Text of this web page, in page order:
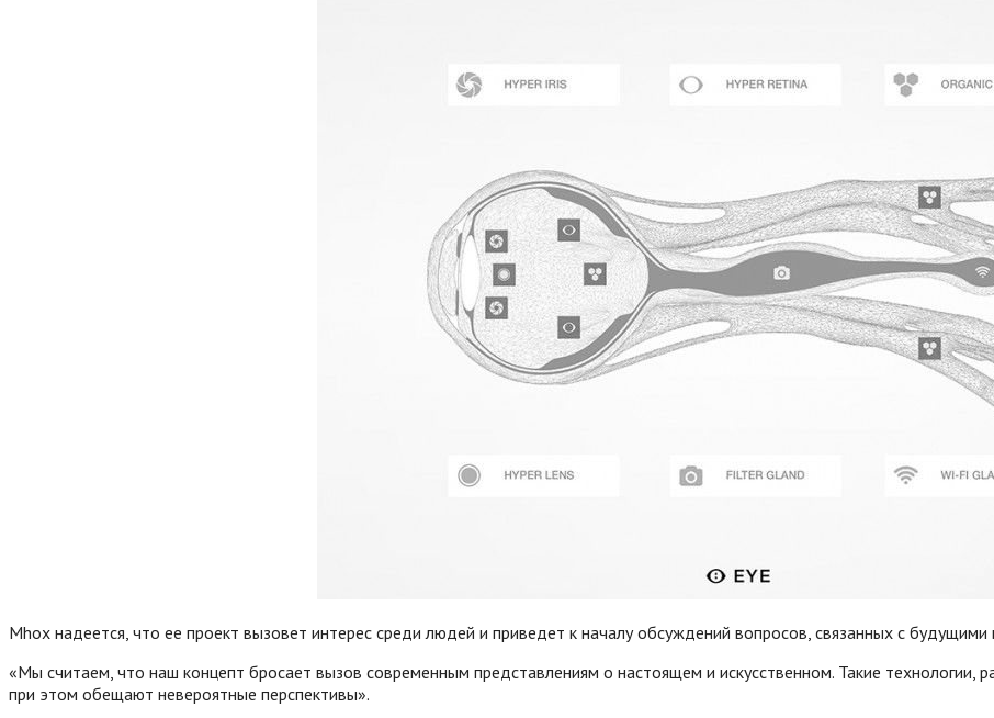
Mhox надеется, что ее проект вызовет интерес среди людей и приведет к началу обсуждений вопросов, связанных с
«Мы считаем, что наш концепт бросает вызов современным представлениям о настоящем и искусственном. Такие технологии,
при этом обещают невероятные перспективы».